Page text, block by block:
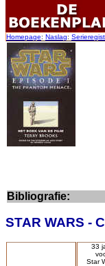
Homepage: Naslag:
Bibliografie:
STAR WARS -
33
Star